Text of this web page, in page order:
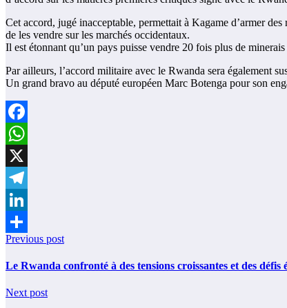
Cet accord, jugé inacceptable, permettait à Kagame d’armer
de les vendre sur les marchés occidentaux.
Il est étonnant qu’un pays puisse vendre 20 fois plus de
Par ailleurs, l’accord militaire avec le Rwanda sera également
Un grand bravo au député européen Marc Botenga pour son
Facebook
WhatsApp
X
Telegram
LinkedIn
Partager
Previous post
Le Rwanda confronté à des tensions croissantes et des
Next post